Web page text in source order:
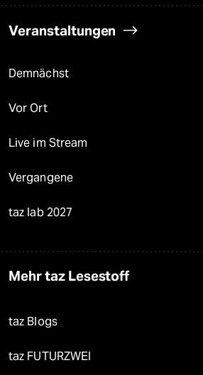
Veranstaltungen
Demnächst
Vor Ort
Live im Stream
Vergangene
taz lab 2027
Mehr taz Lesestoff
taz Blogs
taz FUTURZWEI